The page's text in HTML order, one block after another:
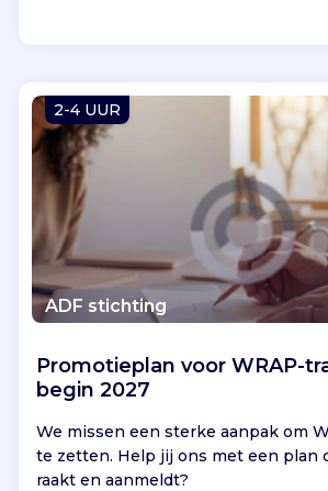
2-4 UUR
ADF stichting
Promotieplan voor WRAP-
begin 2027
We missen een sterke aanpak om
te zetten. Help jij ons met een plan
raakt en aanmeldt?